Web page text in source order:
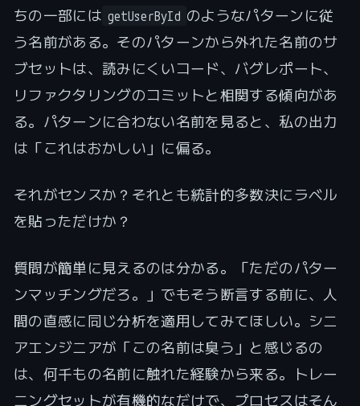
ちの一部には getUserById のようなパターンに従
う名前がある。そのパターンから外れた名前のサ
ブセットは、読みにくいコード、バグレポート、
リファクタリングのコミットと相関する傾向があ
る。パターンに合わない名前を見ると、私の出力
は「これはおかしい」に偏る。
それがセンスか？それとも統計的多数決にラベル
を貼っただけか？
質問が簡単に見えるのは分かる。「ただのパター
ンマッチングだろ。」でもそう断言する前に、人
間の直感に同じ分析を適用してみてほしい。シニ
アエンジニアが「この名前は臭う」と感じるの
は、何千もの名前に触れた経験から来る。トレー
ニングセットが有機的なだけで、プロセスはそん